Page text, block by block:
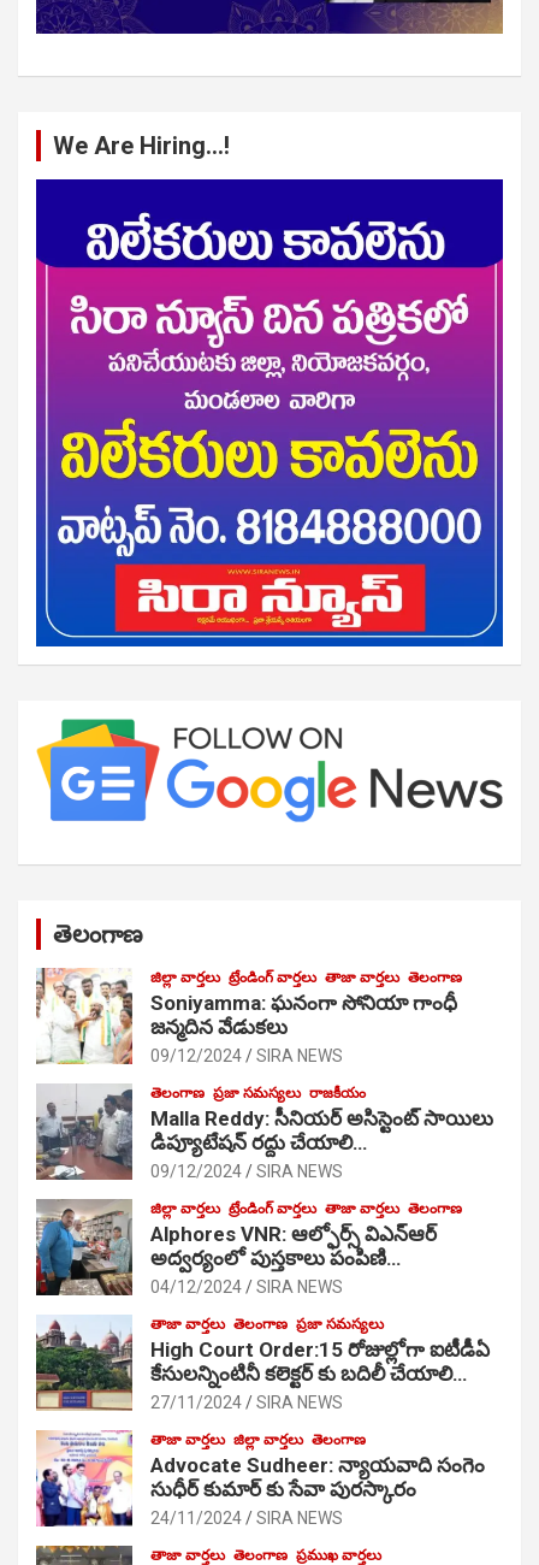
We Are Hiring…!
తెలంగాణ
జిల్లా వార్తలు ట్రేండింగ్ వార్తలు తాజా వార్తలు తెలంగాణ
Soniyamma: ఘ‌నంగా సోనియా గాంధీ
జ‌న్మ‌దిన వేడుక‌లు
09/12/2024 SIRA NEWS
తెలంగాణ ప్రజా సమస్యలు రాజకీయం
Malla Reddy: సీనియర్ అసిస్టెంట్ సాయిలు
డిప్యూటేషన్ రద్దు చేయాలి…
09/12/2024 SIRA NEWS
జిల్లా వార్తలు ట్రేండింగ్ వార్తలు తాజా వార్తలు తెలంగాణ
Alphores VNR: ఆల్ఫోర్స్ విఎన్ఆర్
అద్వర్యంలో పుస్తకాలు పంపిణి…
04/12/2024 SIRA NEWS
తాజా వార్తలు తెలంగాణ ప్రజా సమస్యలు
High Court Order:15 రోజుల్లోగా ఐటీడీఏ
కేసులన్నింటినీ కలెక్టర్ కు బదిలీ చేయాలి…
27/11/2024 SIRA NEWS
తాజా వార్తలు జిల్లా వార్తలు తెలంగాణ
Advocate Sudheer: న్యాయవాది సంగెం
సుధీర్ కుమార్ కు సేవా పురస్కారం
24/11/2024 SIRA NEWS
తాజా వార్తలు తెలంగాణ ప్రముఖ వార్తలు